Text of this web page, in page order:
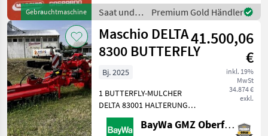
Gebrauchtmaschine
GELENKWELLE 1 3/8Diese
Maschine steht am
Standort Döbeln! Saat und
Pf
Saat und
Pflege /
Maschio
Premium Gold Händler
Maschio DELTA
8300 BUTTERFLY
41.500,06
€
inkl. 19%
MwSt
34.874 €
exkl.
Bj. 2025
1 BUTTERFLY-MULCHER
DELTA 83001 HALTERUNG
RÄDER FÜR DELTA1 SATZ
RÄDER FÜR GEMELLA1
BayWa GMZ Oberfranken